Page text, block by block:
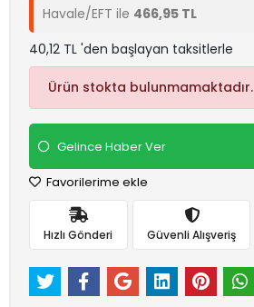
Havale/EFT ile 466,95 TL
40,12 TL 'den başlayan taksitlerle
Ürün stokta bulunmamaktadır.
Gelince Haber Ver
Favorilerime ekle
Hızlı Gönderi Güvenli Alışveriş